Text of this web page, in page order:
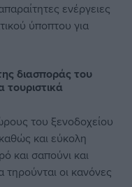
ενέργειες
ύποπτου για
διασποράς του
του ξενοδοχείου
και εύκολη
και σαπούνι και
τηρούνται οι κανόνες